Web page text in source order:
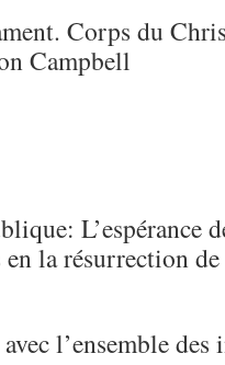
Corps du
Campbell
L’espérance
la résurrection
l’ensemble des